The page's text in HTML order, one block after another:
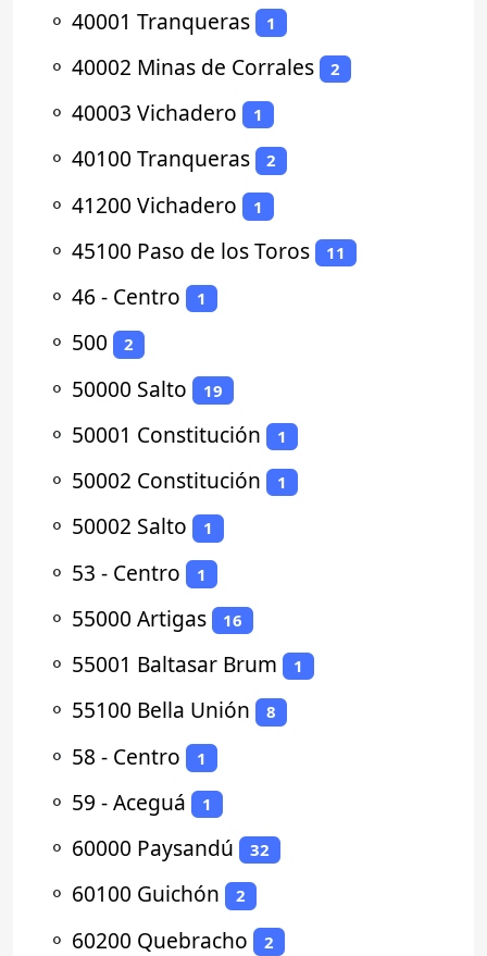
⚬ 40001 Tranqueras 1
⚬ 40002 Minas de Corrales 2
⚬ 40003 Vichadero 1
⚬ 40100 Tranqueras 2
⚬ 41200 Vichadero 1
⚬ 45100 Paso de los Toros 11
⚬ 46 - Centro 1
⚬ 500 2
⚬ 50000 Salto 19
⚬ 50001 Constitución 1
⚬ 50002 Constitución 1
⚬ 50002 Salto 1
⚬ 53 - Centro 1
⚬ 55000 Artigas 16
⚬ 55001 Baltasar Brum 1
⚬ 55100 Bella Unión 8
⚬ 58 - Centro 1
⚬ 59 - Aceguá 1
⚬ 60000 Paysandú 32
⚬ 60100 Guichón 2
⚬ 60200 Quebracho 2